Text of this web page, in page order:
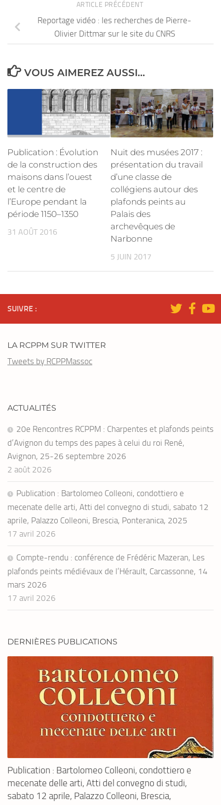
ARTICLE PRÉCÉDENT
Reportage vidéo : les recherches de Pierre-
Olivier Dittmar sur le site du CNRS
VOUS AIMEREZ AUSSI...
Publication : Évolution
de la construction des
maisons dans l’ouest
et le centre de
l’Europe pendant la
période 1150–1350
31 AOÛT 2016
Nuit des musées 2017 :
présentation du travail
d’une classe de
collégiens autour des
plafonds peints au
Palais des
archevêques de
Narbonne
5 JUIN 2017
SUIVRE :
LA RCPPM SUR TWITTER
Tweets by RCPPMassoc
ACTUALITÉS
20e Rencontres RCPPM : Charpentes et plafonds peints
d’Avignon du temps des papes à celui du roi René,
Avignon, 25-26 septembre 2026
2 août 2026
Publication : Bartolomeo Colleoni, condottiero e
mecenate delle arti, Atti del convegno di studi, sabato 12
aprile, Palazzo Colleoni, Brescia, Ponteranica, 2025
17 avril 2026
Compte-rendu : conférence de Frédéric Mazeran, Les
plafonds peints médiévaux de l’Hérault, Carcassonne, 14
mars 2026
17 avril 2026
DERNIÈRES PUBLICATIONS
Publication : Bartolomeo Colleoni, condottiero e
mecenate delle arti, Atti del convegno di studi,
sabato 12 aprile, Palazzo Colleoni, Brescia,